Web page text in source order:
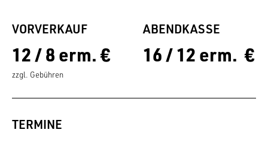
VORVERKAUF
12 / 8 erm. €
zzgl. Gebühren
ABENDKASSE
16 / 12 erm. €
TERMINE